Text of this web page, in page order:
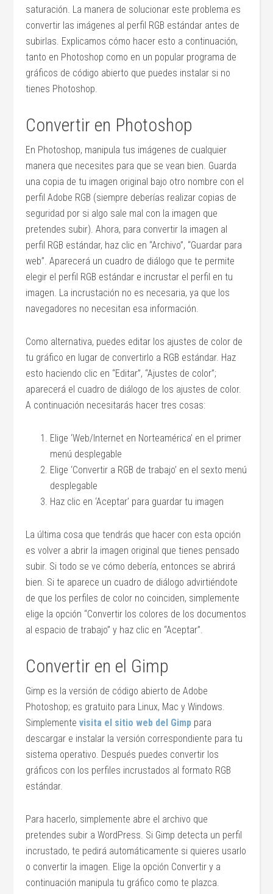
saturación. La manera de solucionar este problema es
convertir las imágenes al perfil RGB estándar antes de
subirlas. Explicamos cómo hacer esto a continuación,
tanto en Photoshop como en un popular programa de
gráficos de código abierto que puedes instalar si no
tienes Photoshop.
Convertir en Photoshop
En Photoshop, manipula tus imágenes de cualquier
manera que necesites para que se vean bien. Guarda
una copia de tu imagen original bajo otro nombre con el
perfil Adobe RGB (siempre deberías realizar copias de
seguridad por si algo sale mal con la imagen que
pretendes subir). Ahora, para convertir la imagen al
perfil RGB estándar, haz clic en “Archivo”, “Guardar para
web”. Aparecerá un cuadro de diálogo que te permite
elegir el perfil RGB estándar e incrustar el perfil en tu
imagen. La incrustación no es necesaria, ya que los
navegadores no necesitan esa información.
Como alternativa, puedes editar los ajustes de color de
tu gráfico en lugar de convertirlo a RGB estándar. Haz
esto haciendo clic en “Editar”, “Ajustes de color”;
aparecerá el cuadro de diálogo de los ajustes de color.
A continuación necesitarás hacer tres cosas:
Elige ‘Web/Internet en Norteamérica’ en el primer
menú desplegable
Elige ‘Convertir a RGB de trabajo’ en el sexto menú
desplegable
Haz clic en ‘Aceptar’ para guardar tu imagen
La última cosa que tendrás que hacer con esta opción
es volver a abrir la imagen original que tienes pensado
subir. Si todo se ve cómo debería, entonces se abrirá
bien. Si te aparece un cuadro de diálogo advirtiéndote
de que los perfiles de color no coinciden, simplemente
elige la opción “Convertir los colores de los documentos
al espacio de trabajo” y haz clic en “Aceptar”.
Convertir en el Gimp
Gimp es la versión de código abierto de Adobe
Photoshop; es gratuito para Linux, Mac y Windows.
Simplementevisita el sitio web del Gimp para
descargar e instalar la versión correspondiente para tu
sistema operativo. Después puedes convertir los
gráficos con los perfiles incrustados al formato RGB
estándar.
Para hacerlo, simplemente abre el archivo que
pretendes subir a WordPress. Si Gimp detecta un perfil
incrustado, te pedirá automáticamente si quieres usarlo
o convertir la imagen. Elige la opción Convertir y a
continuación manipula tu gráfico como te plazca.